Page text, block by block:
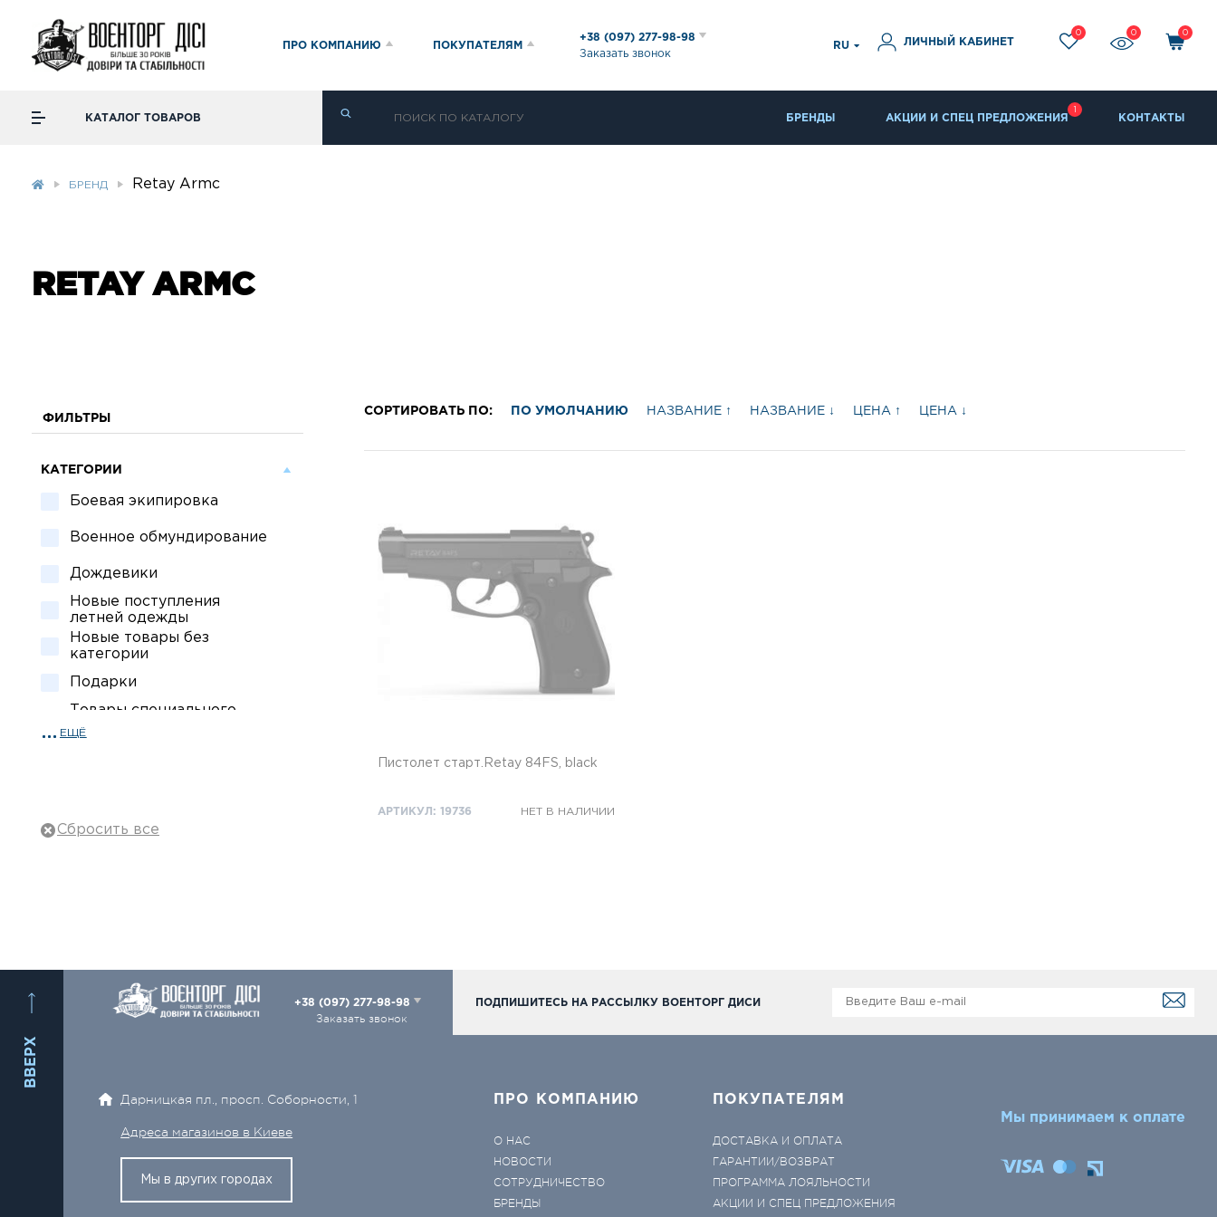
ПРО КОМПАНИЮ ПОКУПАТЕЛЯМ
+38 (097) 277-98-98
Заказать звонок
RU ЛИЧНЫЙ КАБИНЕТ
0 0 0
КАТАЛОГ ТОВАРОВ БРЕНДЫ АКЦИИ И СПЕЦ ПРЕДЛОЖЕНИЯ КОНТАКТЫ
БРЕНД Retay Armc
RETAY ARMC
ФИЛЬТРЫ
КАТЕГОРИИ
Боевая экипировка
Военное обмундирование
Дождевики
Новые поступления
летней одежды
Новые товары без
категории
Подарки
Товары специального
назначения
Тактическое снаряжение
Охота и туризм
Оружие и Патроны
ЕЩЁ
СОРТИРОВАТЬ ПО: ПО УМОЛЧАНИЮ НАЗВАНИЕ ↑ НАЗВАНИЕ ↓ ЦЕНА ↑ ЦЕНА ↓
Пистолет старт.Retay 84FS, black
АРТИКУЛ: 19736 НЕТ В НАЛИЧИИ
ВВЕРХ
+38 (097) 277-98-98
Заказать звонок
ПОДПИШИТЕСЬ НА РАССЫЛКУ ВОЕНТОРГ ДИСИ
Дарницкая пл., просп. Соборности, 1
Адреса магазинов в Киеве
Мы в других городах
ПРО КОМПАНИЮ
О НАС
НОВОСТИ
СОТРУДНИЧЕСТВО
БРЕНДЫ
ПОКУПАТЕЛЯМ
ДОСТАВКА И ОПЛАТА
ГАРАНТИИ/ВОЗВРАТ
ПРОГРАММА ЛОЯЛЬНОСТИ
АКЦИИ И СПЕЦ ПРЕДЛОЖЕНИЯ
Мы принимаем к оплате